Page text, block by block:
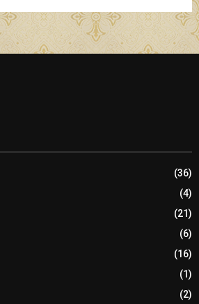
(36)
(4)
(21)
(6)
(16)
(1)
(2)